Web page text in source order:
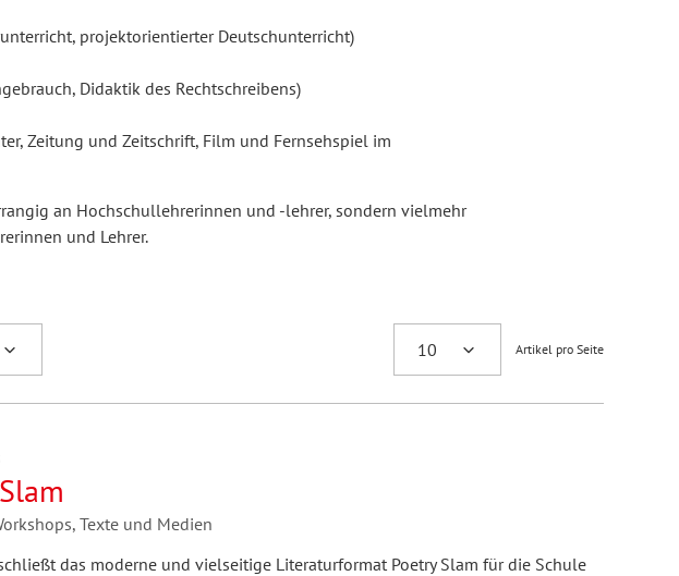
projektorientierter Deutschunterricht)
Didaktik des Rechtschreibens)
Zeitung und Zeitschrift, Film und Fernsehspiel im
an Hochschullehrerinnen und -lehrer, sondern vielmehr
und Lehrer.
Artikel pro Seite
Texte und Medien
das moderne und vielseitige Literaturformat Poetry Slam für die Schule